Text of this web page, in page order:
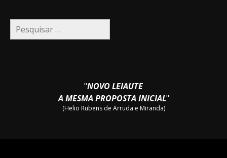
Pesquisar
por:
"NOVO LEIAUTE
A MESMA PROPOSTA INICIAL"
(Helio Rubens de Arruda e Miranda)